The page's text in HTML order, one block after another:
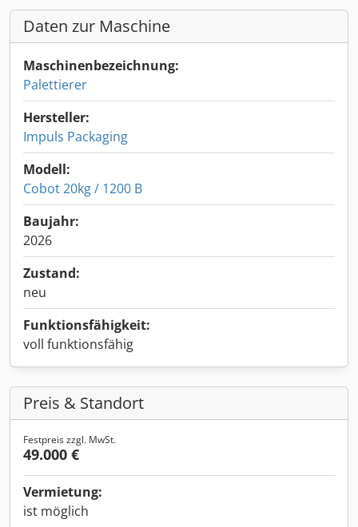
Daten zur Maschine
Maschinenbezeichnung:
Palettierer
Hersteller:
Impuls Packaging
Modell:
Cobot 20kg / 1200 B
Baujahr:
2026
Zustand:
neu
Funktionsfähigkeit:
voll funktionsfähig
Preis & Standort
Festpreis zzgl. MwSt.
49.000 €
Vermietung:
ist möglich